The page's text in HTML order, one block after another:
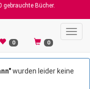
gebrauchte Bücher.
0 0
wurden leider keine